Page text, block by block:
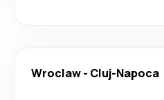
Wroclaw- Cluj-Napoca